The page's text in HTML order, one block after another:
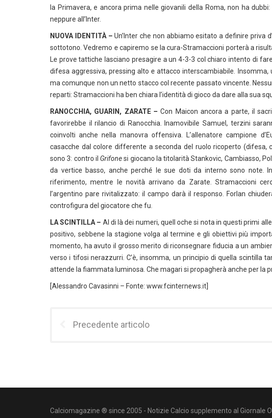
la Primavera, e ancora prima nelle giovanili della Roma, non ha dubbi:
neppure all’Inter.
NUOVA IDENTITÀ –Un’Inter che non abbiamo esitato a definire priva
sottotono. Vedremo e capiremo se la cura-Stramaccioni porterà a
Le prove tattiche lasciano presagire a un 4-3-3 col chiaro intento di
difesa aggressiva, pressing alto e attacco interscambiabile.
ma comunque non un netto stacco col recente passato vincente.
reparti: Stramaccioni ha ben chiara l’identità di gioco da dare alla sua
RANOCCHIA, GUARIN, ZARATE –Con Maicon ancora a parte, il
favorirebbe il rilancio di Ranocchia. Inamovibile Samuel, terzini
coinvolti anche nella manovra offensiva. L’allenatore campione
casacche dal colore differente a seconda del ruolo ricoperto (difesa,
sono 3: contro il Grifonesi giocano la titolarità Stankovic, Cambiasso,
da vertice basso, anche perché le sue doti da interno sono note.
riferimento, mentre le novità arrivano da Zarate. Stramaccioni
l’argentino pare rivitalizzato: il campo darà il responso. Forlan
controfigura del giocatore che fu.
LA SCINTILLA – Al di là dei numeri, quell oche si nota in questi primi
positivo, sebbene la stagione volga al termine e gli obiettivi più
momento, ha avuto il grosso merito di riconsegnare fiducia a un
verso i tifosi nerazzurri. C’è, insomma, un principio di quella scintilla
attende la fiammata luminosa. Che magari si propagherà anche per la
[Alessandro Cavasinni – Fonte: www.fcinternews.it]
Precedente articolo
Calciomagazine ® since 2005 - Notizie Calcio supplemento al Giornale